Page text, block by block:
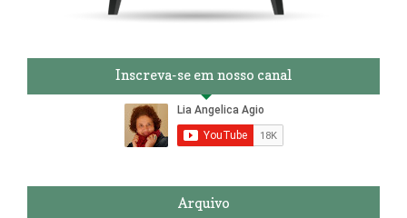
Inscreva-se em nosso canal
Arquivo